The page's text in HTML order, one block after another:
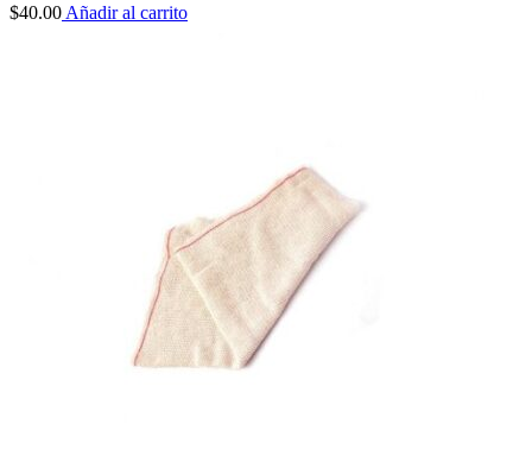
$40.00 Añadir al carrito